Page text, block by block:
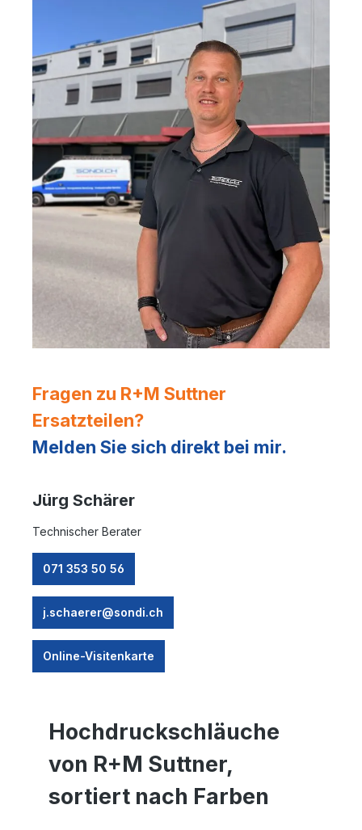
Fragen zu R+M Suttner
Ersatzteilen?
Melden Sie sich direkt bei mir.
Jürg Schärer
Technischer Berater
071 353 50 56
j.schaerer@sondi.ch
Online-Visitenkarte
Hochdruckschläuche
von R+M Suttner,
sortiert nach Farben